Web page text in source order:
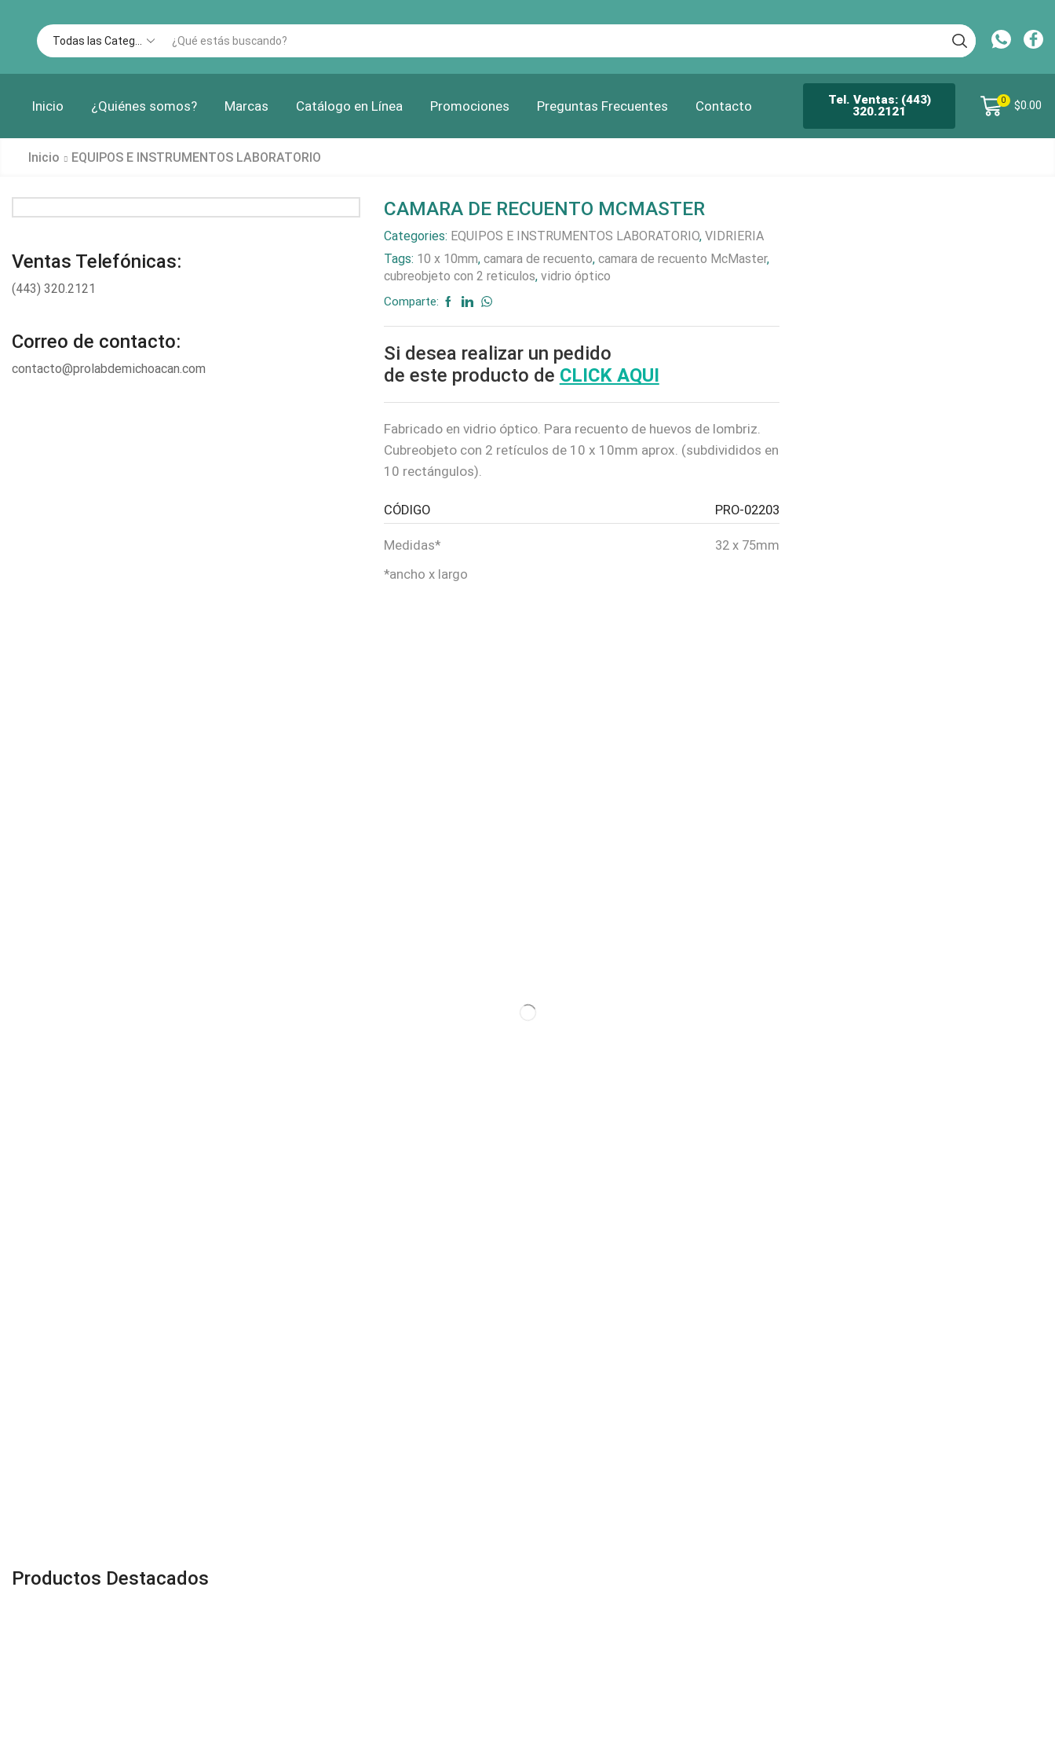
Inicio ¿Quiénes somos? Marcas Catálogo en Línea Promociones Preguntas Frecuentes Contacto
Tel. Ventas: (443)
320.2121
0 $0.00
Inicio EQUIPOS E INSTRUMENTOS LABORATORIO
Ventas Telefónicas:
(443) 320.2121
Correo de contacto:
contacto@prolabdemichoacan.com
CAMARA DE RECUENTO MCMASTER
Categories: EQUIPOS E INSTRUMENTOS LABORATORIO, VIDRIERIA
Tags: 10 x 10mm, camara de recuento, camara de recuento McMaster,
cubreobjeto con 2 reticulos, vidrio óptico
Comparte:
Si desea realizar un pedido
de este producto de CLICK AQUI
Fabricado en vidrio óptico. Para recuento de huevos de lombriz.
Cubreobjeto con 2 retículos de 10 x 10mm aprox. (subdivididos en
10 rectángulos).
CÓDIGO PRO-02203
Medidas*
32 x 75mm
*ancho x largo
Productos Destacados